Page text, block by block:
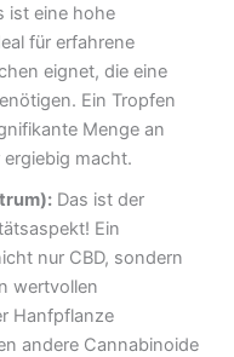
ist eine hohe
für erfahrene
eignet, die eine
Ein Tropfen
Menge an
macht.
Das ist der
Ein
nur CBD, sondern
wertvollen
Hanfpflanze
andere Cannabinoide